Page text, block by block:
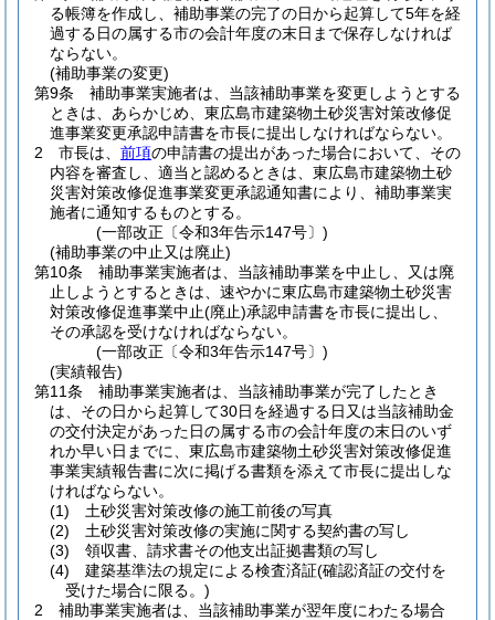
る帳簿を作成し、補助事業の完了の日から起算して5年を経
過する日の属する市の会計年度の末日まで保存しなければ
ならない。
(補助事業の変更)
第9条
補助事業実施者は、当該補助事業を変更しようとする
ときは、あらかじめ、東広島市建築物土砂災害対策改修促
進事業変更承認申請書を市長に提出しなければならない。
2
市長は、 前項の申請書の提出があった場合において、その
内容を審査し、適当と認めるときは、東広島市建築物土砂
災害対策改修促進事業変更承認通知書により、補助事業実
施者に通知するものとする。
(一部改正〔令和3年告示147号〕)
(補助事業の中止又は廃止)
第10条
補助事業実施者は、当該補助事業を中止し、又は廃
止しようとするときは、速やかに東広島市建築物土砂災害
対策改修促進事業中止(廃止)承認申請書を市長に提出し、
その承認を受けなければならない。
(一部改正〔令和3年告示147号〕)
(実績報告)
第11条
補助事業実施者は、当該補助事業が完了したとき
は、その日から起算して30日を経過する日又は当該補助金
の交付決定があった日の属する市の会計年度の末日のいず
れか早い日までに、東広島市建築物土砂災害対策改修促進
事業実績報告書に次に掲げる書類を添えて市長に提出しな
ければならない。
(1)
土砂災害対策改修の施工前後の写真
(2)
土砂災害対策改修の実施に関する契約書の写し
(3)
領収書、請求書その他支出証拠書類の写し
(4)
建築基準法の規定による検査済証(確認済証の交付を
受けた場合に限る。)
2
補助事業実施者は、当該補助事業が翌年度にわたる場合